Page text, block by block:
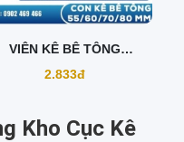
VIÊN KÊ BÊ TÔNG
55/60/70/80
2.833đ
Kho Cục Kê